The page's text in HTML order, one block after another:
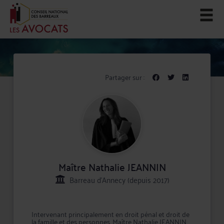
Partager sur :
Maître Nathalie JEANNIN
Barreau d'Annecy (depuis 2017)
Intervenant principalement en droit pénal et droit de
la famille et des personnes, Maître Nathalie JEANNIN